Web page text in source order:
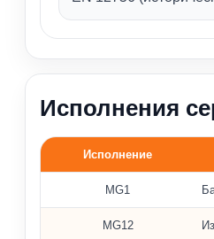
Исполнения
Исполнение
MG1
MG12